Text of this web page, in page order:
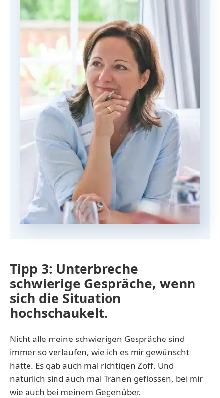
Tipp 3: Unterbreche
schwierige Gespräche, wenn
sich die Situation
hochschaukelt.
Nicht alle meine schwierigen Gespräche sind
immer so verlaufen, wie ich es mir gewünscht
hätte. Es gab auch mal richtigen Zoff. Und
natürlich sind auch mal Tränen geflossen, bei mir
wie auch bei meinem Gegenüber.